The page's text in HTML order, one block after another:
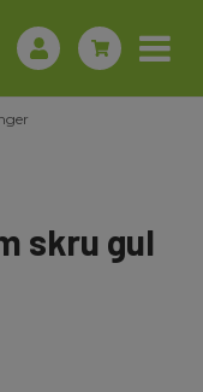
skru gul